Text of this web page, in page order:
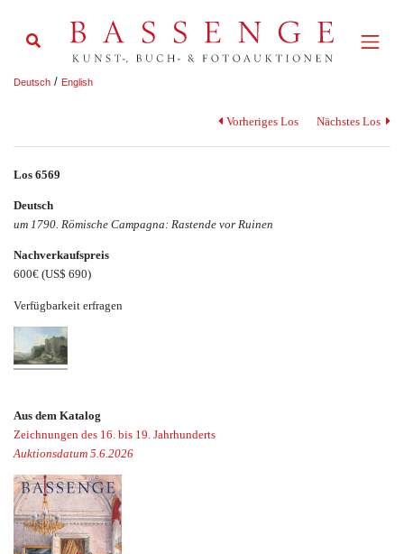
Deutsch / English
Vorheriges Los Nächstes Los
Los 6569
Deutsch
um 1790. Römische Campagna: Rastende vor Ruinen
Nachverkaufspreis
600€ (US$ 690)
Verfügbarkeit erfragen
Aus dem Katalog
Zeichnungen des 16. bis 19. Jahrhunderts
Auktionsdatum 5.6.2026